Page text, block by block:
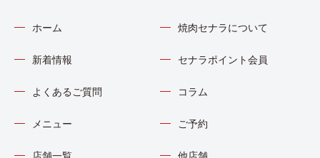
ホーム 焼肉セナラについて
新着情報 セナラポイント会員
よくあるご質問 コラム
メニュー ご予約